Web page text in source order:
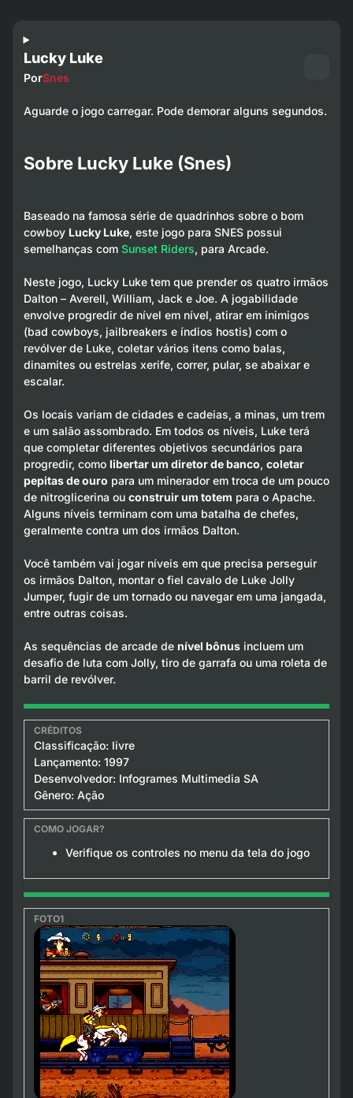
Lucky Luke
PorSnes
Aguarde o jogo carregar. Pode demorar alguns segundos.
Sobre Lucky Luke (Snes)
Baseado na famosa série de quadrinhos sobre o bom
cowboy Lucky Luke, este jogo para SNES possui
semelhanças com Sunset Riders, para Arcade.
Neste jogo, Lucky Luke tem que prender os quatro irmãos
Dalton – Averell, William, Jack e Joe. A jogabilidade
envolve progredir de nível em nível, atirar em inimigos
(bad cowboys, jailbreakers e índios hostis) com o
revólver de Luke, coletar vários itens como balas,
dinamites ou estrelas xerife, correr, pular, se abaixar e
escalar.
Os locais variam de cidades e cadeias, a minas, um trem
e um salão assombrado. Em todos os níveis, Luke terá
que completar diferentes objetivos secundários para
progredir, como libertar um diretor de banco, coletar
pepitas de ouro para um minerador em troca de um pouco
de nitroglicerina ou construir um totem para o Apache.
Alguns níveis terminam com uma batalha de chefes,
geralmente contra um dos irmãos Dalton.
Você também vai jogar níveis em que precisa perseguir
os irmãos Dalton, montar o fiel cavalo de Luke Jolly
Jumper, fugir de um tornado ou navegar em uma jangada,
entre outras coisas.
As sequências de arcade de nível bônusincluem um
desafio de luta com Jolly, tiro de garrafa ou uma roleta de
barril de revólver.
Classificação: livre
Lançamento: 1997
Desenvolvedor: Infogrames Multimedia SA
Gênero: Ação
Verifique os controles no menu da tela do jogo